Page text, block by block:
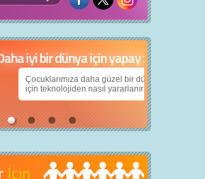
dünya için yapay zekâ
daha güzel bir dünya bırakabilmek
nasıl yararlanırız?
İçin